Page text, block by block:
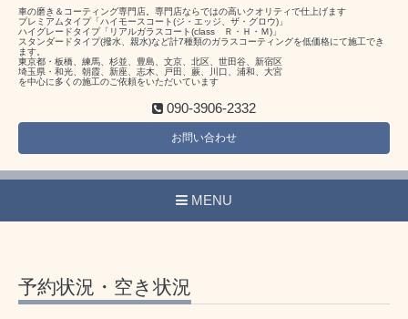
車の磨き＆コーティング専門店。専門店ならではの高いクオリティで仕上げます
プレミアムタイプ「ハイモースコート(ジ・エッジ、ザ・グロウ)」
ハイグレードタイプ「リアルガラスコート(class Ｒ・Ｈ・Ｍ)」
スタンダードタイプ(撥水、親水)など計7種類のガラスコーティングを低価格にて施工でき
ます。
東京都・板橋、練馬、杉並、豊島、文京、北区、世田谷、新宿区
埼玉県・和光、朝霞、新座、志木、戸田、蕨、川口、浦和、大宮
を中心に多くの施工のご依頼をいただいています
090-3906-2332
お問い合わせ
MENU
予約状況・空き状況